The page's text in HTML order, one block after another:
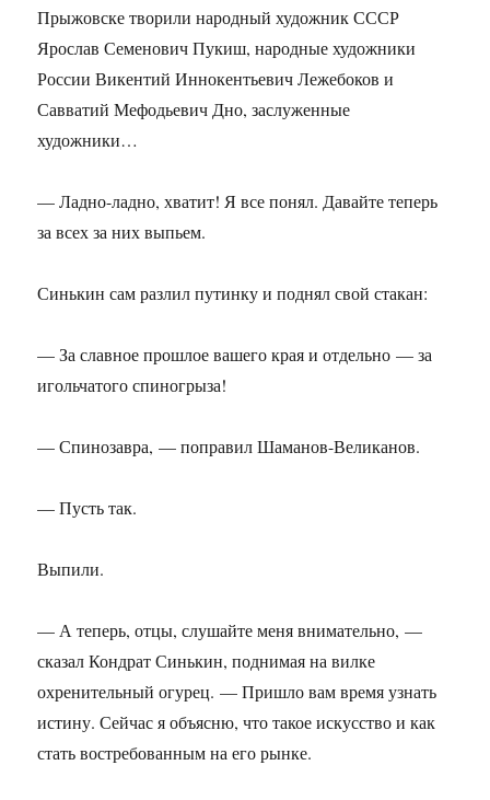
Прыжовске творили народный художник СССР
Ярослав Семенович Пукиш, народные художники
России Викентий Иннокентьевич Лежебоков и
Савватий Мефодьевич Дно, заслуженные
художники…
— Ладно-ладно, хватит! Я все понял. Давайте теперь
за всех за них выпьем.
Синькин сам разлил путинку и поднял свой стакан:
— За славное прошлое вашего края и отдельно — за
игольчатого спиногрыза!
— Спинозавра, — поправил Шаманов-Великанов.
— Пусть так.
Выпили.
— А теперь, отцы, слушайте меня внимательно, —
сказал Кондрат Синькин, поднимая на вилке
охренительный огурец. — Пришло вам время узнать
истину. Сейчас я объясню, что такое искусство и как
стать востребованным на его рынке.